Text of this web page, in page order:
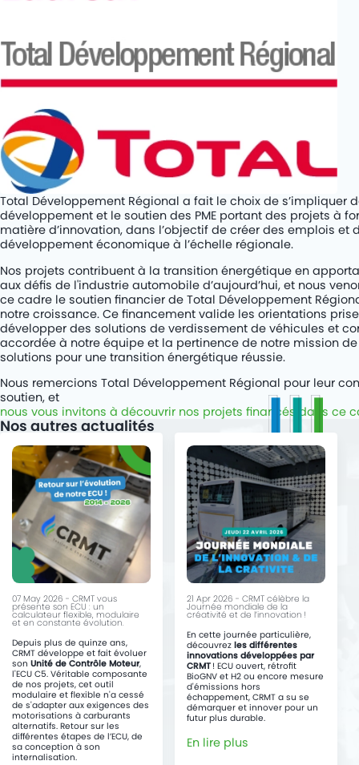
KITS
CARRIÈRES
CONTACT
Total Développement Régional a fait le choix de s’impliquer
développement et le soutien des PME portant des projets à
matière d’innovation, dans l’objectif de créer des emplois et
développement économique à l’échelle régionale.
Nos projets contribuent à la transition énergétique en
aux défis de l'industrie automobile d’aujourd’hui, et nous
ce cadre le soutien financier de Total Développement
notre croissance. Ce financement valide les orientations
développer des solutions de verdissement de véhicules et
accordée à notre équipe et la pertinence de notre mission
solutions pour une transition énergétique réussie.
Nous remercions Total Développement Régional pour leur
soutien, et
nous vous invitons à découvrir nos projets financés dans ce
Nos autres actualités
07 May 2026 - CRMT vous
présente son ECU : un
calculateur flexible, modulaire
et en constante évolution.
Depuis plus de quinze ans,
CRMT développe et fait évoluer
sonUnité de Contrôle Moteur,
l'ECU C5. Véritable composante
de nos projets, cet outil
modulaire et flexible n'a cessé
de s'adapter aux exigences des
motorisations à carburants
alternatifs. Retour sur les
différentes étapes de l’ECU, de
sa conception à son
internalisation.
21 Apr 2026 - CRMT célèbre la
Journée mondiale de la
créativité et de l’innovation !
En cette journée particulière,
découvrezles différentes
innovations développées par
CRMT ! ECU ouvert, rétrofit
BioGNV et H2 ou encore mesure
d'émissions hors
échappement, CRMT a su se
démarquer et innover pour un
futur plus durable.
En lire plus